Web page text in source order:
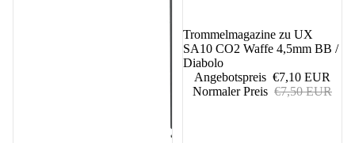
5%
Trommelmagazine zu UX
SA10 CO2 Waffe 4,5mm BB /
Diabolo
Angebotspreis €7,10 EUR
Normaler Preis €7,50 EUR